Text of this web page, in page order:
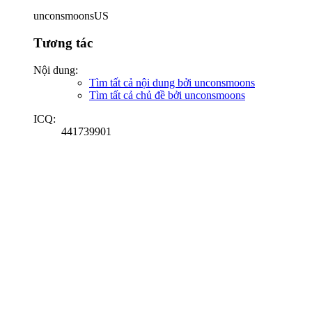
unconsmoonsUS
Tương tác
Nội dung:
Tìm tất cả nội dung bởi unconsmoons
Tìm tất cả chủ đề bởi unconsmoons
ICQ:
441739901